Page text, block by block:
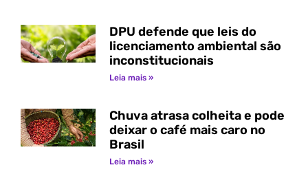
DPU defende que leis do
licenciamento ambiental são
inconstitucionais
Leia mais »
Chuva atrasa colheita e pode
deixar o café mais caro no
Brasil
Leia mais »